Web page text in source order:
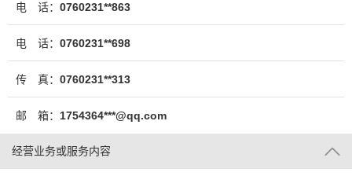
电 话： 0760231**863
电 话： 0760231**698
传 真： 0760231**313
邮 箱： 1754364***@qq.com
经营业务或服务内容